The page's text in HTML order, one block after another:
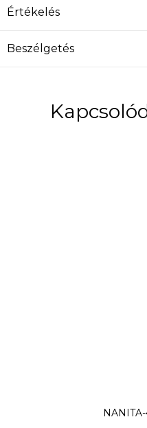
Értékelés
Beszélgetés